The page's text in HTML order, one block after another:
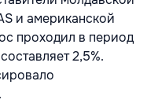
и американской
проходил в период
2,5%.